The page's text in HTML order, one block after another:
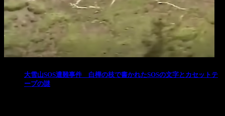
大雪山SOS遭難事件 白樺の枝で書かれたSOSの文字とカセットテ
ープの謎